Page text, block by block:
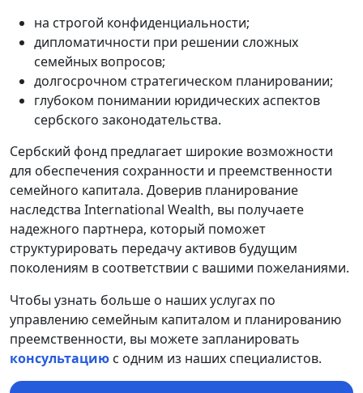
на строгой конфиденциальности;
дипломатичности при решении сложных
семейных вопросов;
долгосрочном стратегическом планировании;
глубоком понимании юридических аспектов
сербского законодательства.
Сербский фонд предлагает широкие возможности
для обеспечения сохранности и преемственности
семейного капитала. Доверив планирование
наследства International Wealth, вы получаете
надежного партнера, который поможет
структурировать передачу активов будущим
поколениям в соответствии с вашими пожеланиями.
Чтобы узнать больше о наших услугах по
управлению семейным капиталом и планированию
преемственности, вы можете запланировать
консультацию с одним из наших специалистов.